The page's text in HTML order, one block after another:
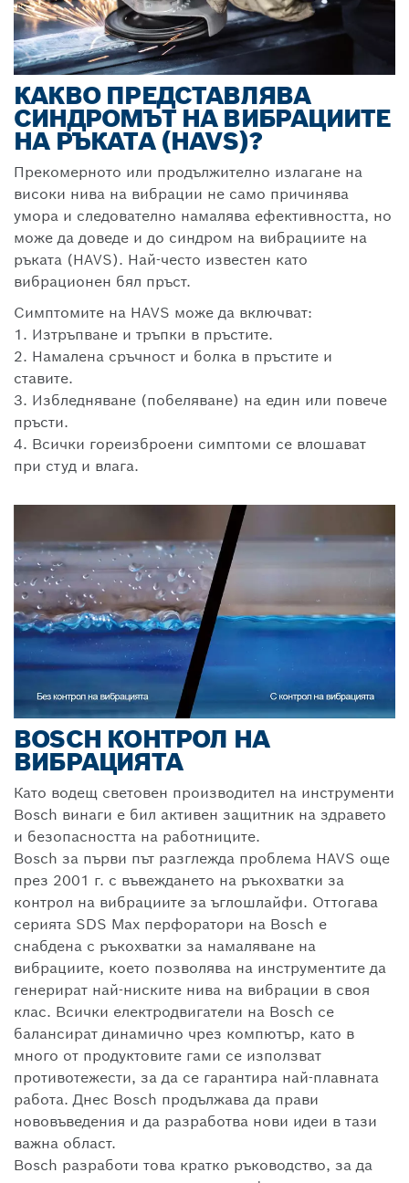
КАКВО ПРЕДСТАВЛЯВА
СИНДРОМЪТ НА ВИБРАЦИИТЕ
НА РЪКАТА (HAVS)?
Прекомерното или продължително излагане на
високи нива на вибрации не само причинява
умора и следователно намалява ефективността, но
може да доведе и до синдром на вибрациите на
ръката (HAVS). Най-често известен като
вибрационен бял пръст.
Симптомите на HAVS може да включват:
1. Изтръпване и тръпки в пръстите.
2. Намалена сръчност и болка в пръстите и
ставите.
3. Избледняване (побеляване) на един или повече
пръсти.
4. Всички гореизброени симптоми се влошават
при студ и влага.
BOSCH КОНТРОЛ НА
ВИБРАЦИЯТА
Като водещ световен производител на инструменти
Bosch винаги е бил активен защитник на здравето
и безопасността на работниците.
Bosch за първи път разглежда проблема HAVS още
през 2001 г. с въвеждането на ръкохватки за
контрол на вибрациите за ъглошлайфи. Оттогава
серията SDS Max перфоратори на Bosch е
снабдена с ръкохватки за намаляване на
вибрациите, което позволява на инструментите да
генерират най-ниските нива на вибрации в своя
клас. Всички електродвигатели на Bosch се
балансират динамично чрез компютър, като в
много от продуктовите гами се използват
противотежести, за да се гарантира най-плавната
работа. Днес Bosch продължава да прави
нововъведения и да разработва нови идеи в тази
важна област.
Bosch разработи това кратко ръководство, за да